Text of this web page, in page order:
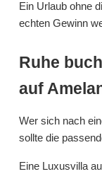
Ein Urlaub ohne
echten Gewinn
Ruhe
auf
Wer sich nach
sollte die
Eine Luxusvilla